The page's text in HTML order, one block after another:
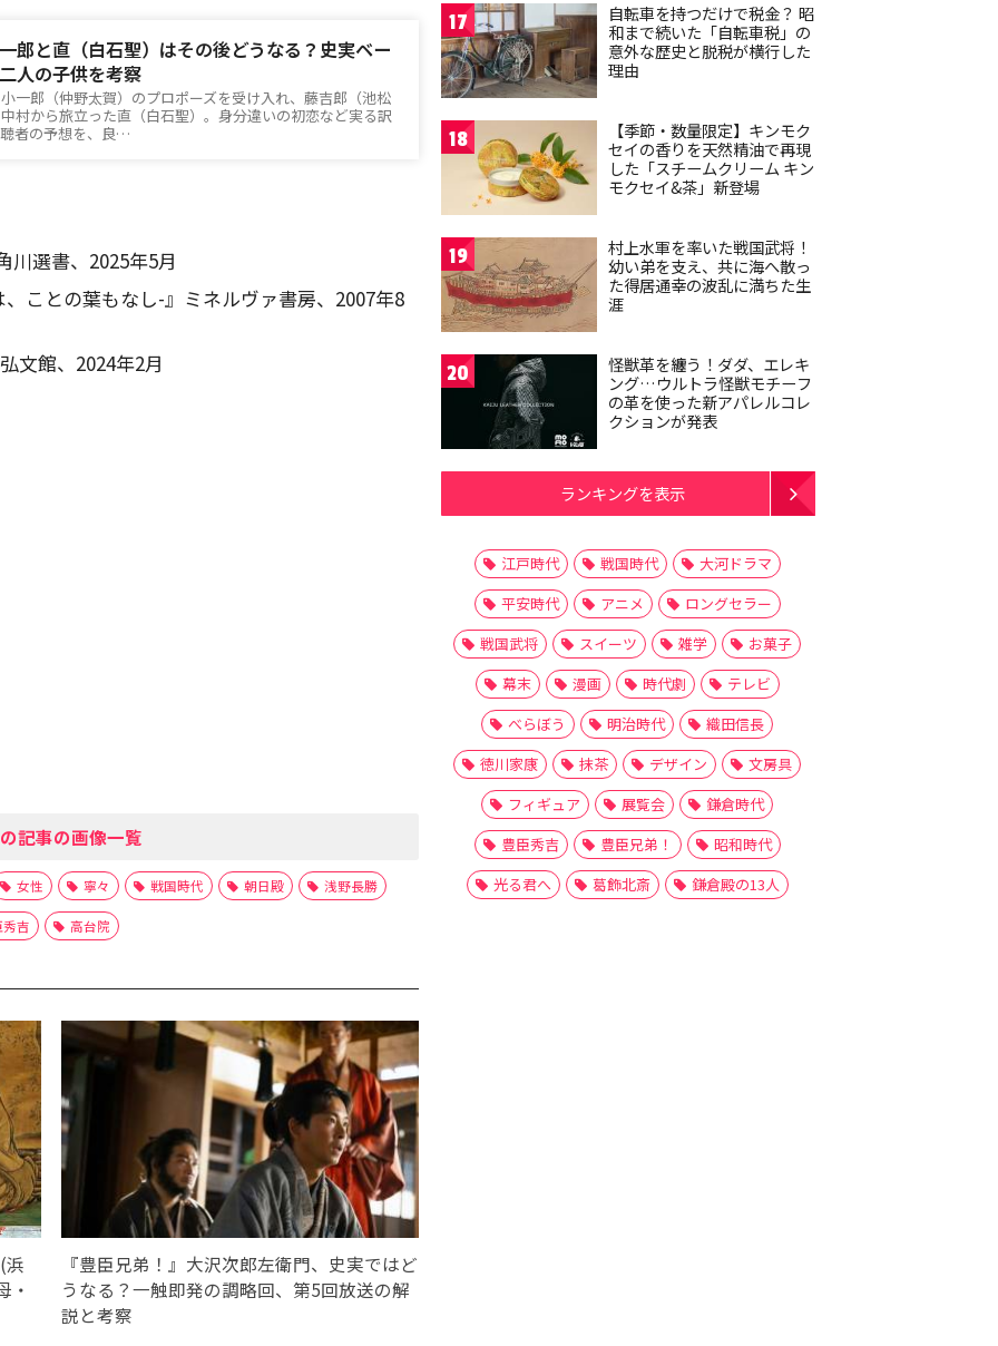
郎と直（白石聖）はその後どうなる？史実ベー
人の子供を考察
一郎（仲野太賀）のプロポーズを受け入れ、藤吉郎（池松
村から旅立った直（白石聖）。身分違いの初恋など実る訳
者の予想を、良…
川選書、2025年5月
ことの葉もなし-』ミネルヴァ書房、2007年8
文館、2024年2月
記事の画像一覧
女性 寧々 戦国時代 朝日殿 浅野長勝
吉 高台院
浜
・
『豊臣兄弟！』大沢次郎左衛門、史実ではど
うなる？一触即発の調略回、第5回放送の解
説と考察
17
自転車を持つだけで税金？ 昭
和まで続いた「自転車税」の
意外な歴史と脱税が横行した
理由
18
【季節・数量限定】キンモク
セイの香りを天然精油で再現
した「スチームクリーム キン
モクセイ&茶」新登場
19
村上水軍を率いた戦国武将！
幼い弟を支え、共に海へ散っ
た得居通幸の波乱に満ちた生
涯
20
怪獣革を纏う！ダダ、エレキ
ング…ウルトラ怪獣モチーフ
の革を使った新アパレルコレ
クションが発表
ランキングを表示
江戸時代 戦国時代
大河ドラマ
平安時代
アニメ
ロングセラー
戦国武将
スイーツ 雑学
お菓子
幕末
漫画 時代劇
テレビ
べらぼう
明治時代
織田信長
徳川家康
抹茶 デザイン
文房具
フィギュア
展覧会
鎌倉時代
豊臣秀吉
豊臣兄弟！
昭和時代
光る君へ
葛飾北斎 鎌倉殿の13人